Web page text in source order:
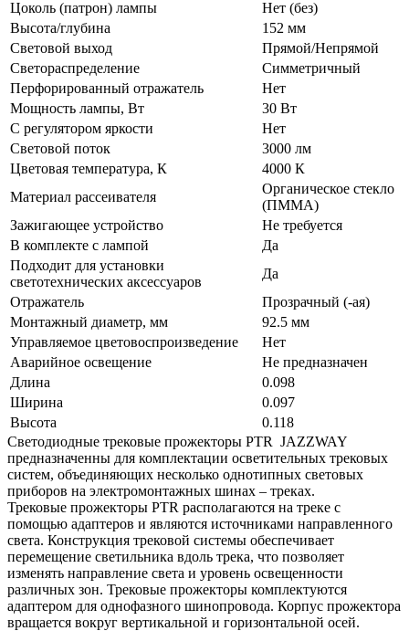
Цоколь (патрон) лампы
Нет (без)
Высота/глубина
152 мм
Световой выход
Прямой/Непрямой
Светораспределение
Симметричный
Перфорированный отражатель
Нет
Мощность лампы, Вт
30 Вт
С регулятором яркости
Нет
Световой поток
3000 лм
Цветовая температура, К
4000 К
Материал рассеивателя
Органическое стекло
(ПММА)
Зажигающее устройство
Не требуется
В комплекте с лампой
Да
Подходит для установки
светотехнических аксессуаров
Да
Отражатель
Прозрачный (-ая)
Монтажный диаметр, мм
92.5 мм
Управляемое цветовоспроизведение
Нет
Аварийное освещение
Не предназначен
Длина
0.098
Ширина
0.097
Высота
0.118
Светодиодные трековые прожекторы PTR JAZZWAY
предназначенны для комплектации осветительных трековых
систем, объединяющих несколько однотипных световых
приборов на электромонтажных шинах – треках.
Трековые прожекторы PTR располагаются на треке с
помощью адаптеров и являются источниками направленного
света. Конструкция трековой системы обеспечивает
перемещение светильника вдоль трека, что позволяет
изменять направление света и уровень освещенности
различных зон. Трековые прожекторы комплектуются
адаптером для однофазного шинопровода. Корпус прожектора
вращается вокруг вертикальной и горизонтальной осей.